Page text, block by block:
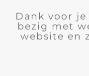
Dank voor
bezig met
website en